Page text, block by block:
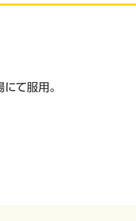
て服用。